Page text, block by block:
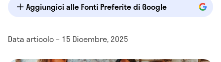
Aggiungici alle Fonti Preferite di Google
Data articolo – 15 Dicembre, 2025